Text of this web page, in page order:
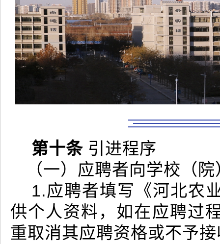
第十条 引进程序
（一）应聘者向学校（
1.应聘者填写《河北农
供个人资料，如在应聘过
重取消其应聘资格或不予